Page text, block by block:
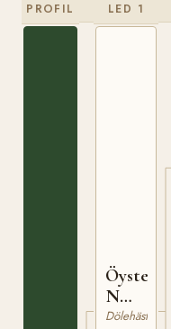
PROFIL LED 1
Öystein
N
1160
Dölehäst